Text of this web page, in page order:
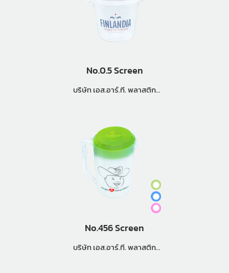
No.0.5 Screen
บริษัท เอส.อาร์.ที. พลาสติก
No.456 Screen
บริษัท เอส.อาร์.ที. พลาสติก